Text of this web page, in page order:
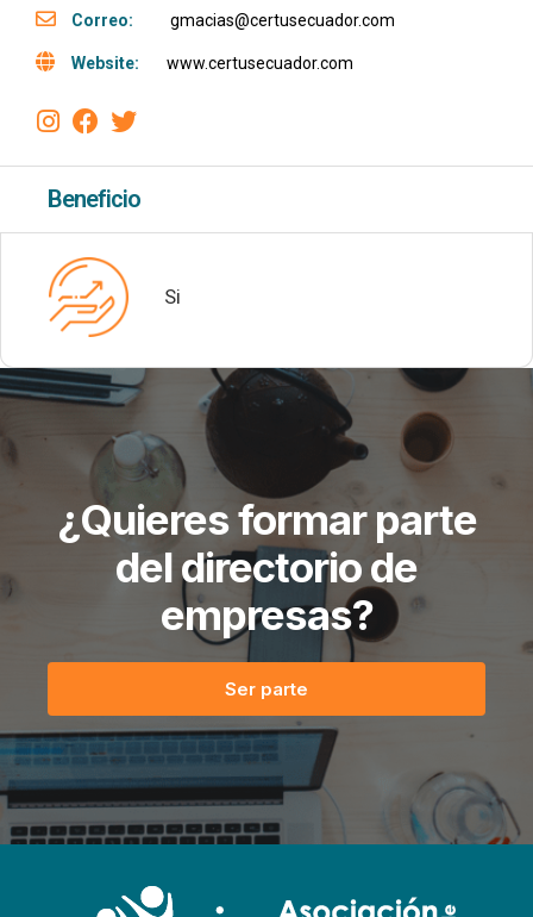
Correo: gmacias@certusecuador.com
Website: www.certusecuador.com
Beneficio
Si
¿Quieres formar parte
del directorio de
empresas?
Ser parte